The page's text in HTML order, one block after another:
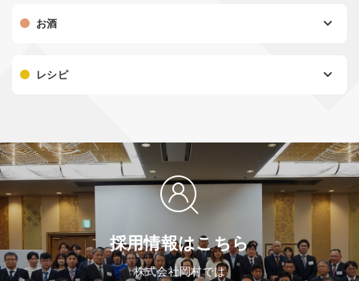
お酒
レシピ
採用情報はこちら
株式会社岡村では